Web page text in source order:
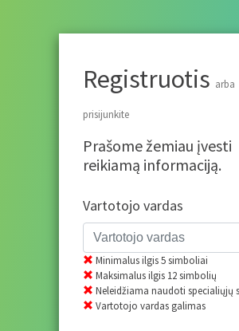
Registruotis arba
prisijunkite
Prašome žemiau įvesti
reikiamą informaciją.
Vartotojo vardas
Minimalus ilgis 5 simboliai
Maksimalus ilgis 12 simbolių
Neleidžiama naudoti specialiųjų
Vartotojo vardas galimas